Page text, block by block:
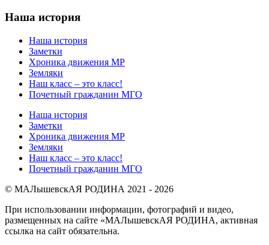
Наша история
Наша история
Заметки
Хроника движения МР
Земляки
Наш класс – это класс!
Почетный гражданин МГО
Наша история
Заметки
Хроника движения МР
Земляки
Наш класс – это класс!
Почетный гражданин МГО
© МАЛышевскАЯ РОДИНА 2021 - 2026
При использовании информации, фотографий и видео,
размещенных на сайте «МАЛышевскАЯ РОДИНА, активная
ссылка на сайт обязательна.